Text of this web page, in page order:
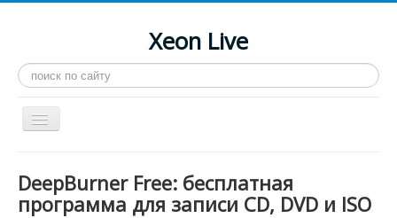
Xeon Live
Искать...
Toggle
Navigation
LGA 2011-3
DeepBurner Free: бесплатная
программа для записи CD, DVD и ISO